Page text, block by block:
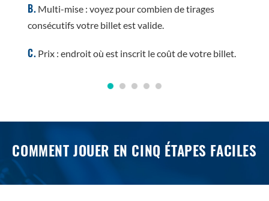
B. Multi-mise : voyez pour combien de tirages
consécutifs votre billet est valide.
C. Prix : endroit où est inscrit le coût de votre billet.
COMMENT JOUER EN CINQ ÉTAPES FACILES